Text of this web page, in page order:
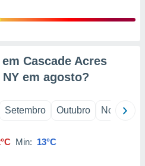
Cascade Acres
em agosto?
Setembro Outubro Novembro
Min: 13°C